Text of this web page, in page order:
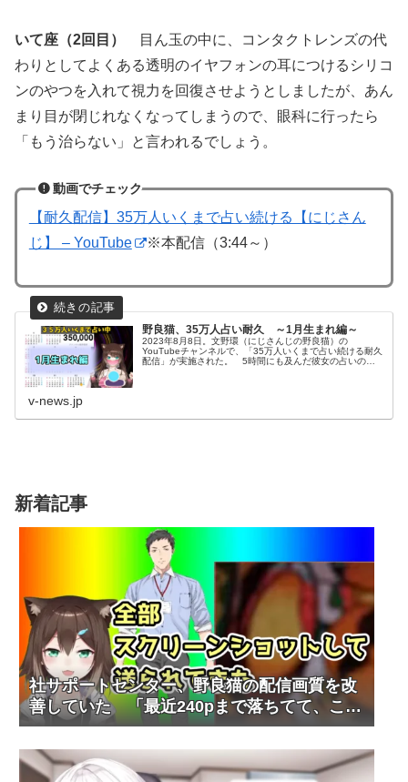
いて座（2回目）
目ん玉の中に、コンタクトレンズの代
わりとしてよくある透明のイヤフォンの耳につけるシリコ
ンのやつを入れて視力を回復させようとしましたが、あん
まり目が閉じれなくなってしまうので、眼科に行ったら
「もう治らない」と言われるでしょう。
動画でチェック
【耐久配信】35万人いくまで占い続ける【にじさん
じ】 – YouTube
※本配信（3:44～）
野良猫、35万人占い耐久 ～1月生まれ編～
2023年8月8日。文野環（にじさんじの野良猫）の
YouTubeチャンネルで、「35万人いくまで占い続ける耐久
配信」が実施された。 5時間にも及んだ彼女の占いの中
v-news.jp
新着記事
社サポートセンター、野良猫の配信画質を改
善していた 「最近240pまで落ちてて、これ
やべぇなと思って」